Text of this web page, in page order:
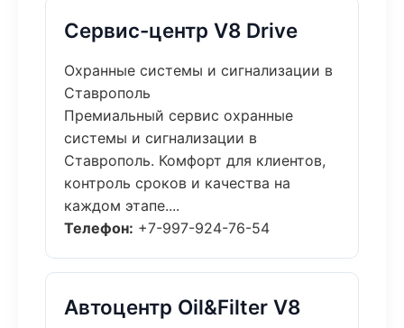
Сервис-центр V8 Drive
Охранные системы и сигнализации в
Ставрополь
Премиальный сервис охранные
системы и сигнализации в
Ставрополь. Комфорт для клиентов,
контроль сроков и качества на
каждом этапе....
Телефон: +7-997-924-76-54
Автоцентр Oil&Filter V8